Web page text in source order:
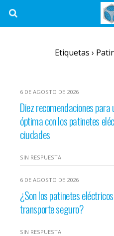
Etiquetas ›
6 DE AGOSTO DE 2026
Diez recomendaciones
óptima con los patinetes
ciudades
SIN RESPUESTA
6 DE AGOSTO DE 2026
¿Son los patinetes
transporte seguro?
SIN RESPUESTA